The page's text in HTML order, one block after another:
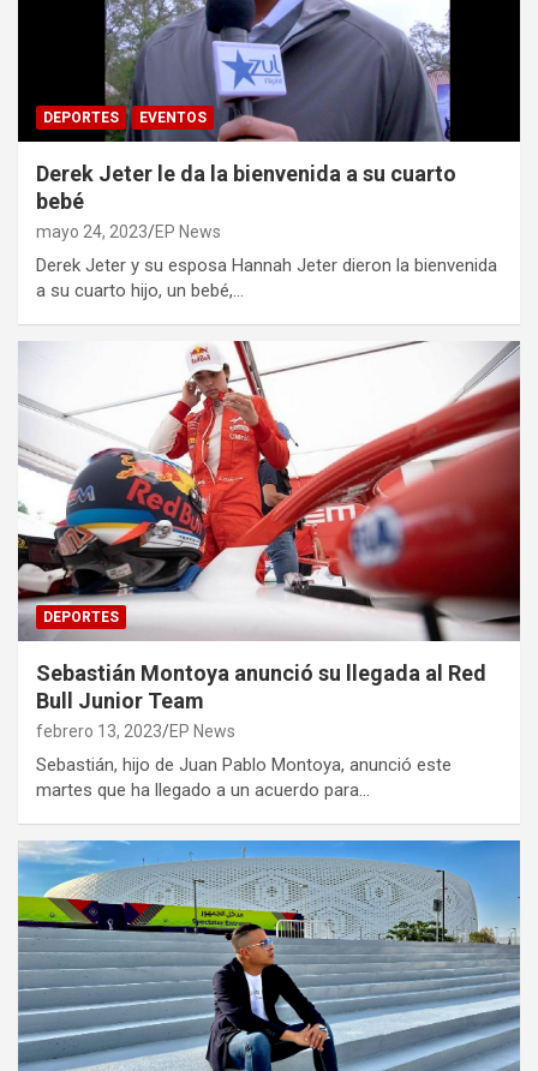
DEPORTES EVENTOS
Derek Jeter le da la bienvenida a su cuarto
bebé
mayo 24, 2023 EP News
Derek Jeter y su esposa Hannah Jeter dieron la bienvenida
a su cuarto hijo, un bebé,…
DEPORTES
Sebastián Montoya anunció su llegada al Red
Bull Junior Team
febrero 13, 2023 EP News
Sebastián, hijo de Juan Pablo Montoya, anunció este
martes que ha llegado a un acuerdo para…